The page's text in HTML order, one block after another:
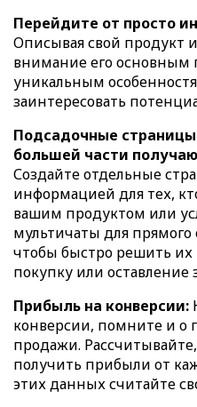
Перейдите от просто
Описывая свой продукт
внимание его
уникальным
заинтересовать
Подсадочные
большей части
Создайте отдельные
информацией для тех,
вашим продуктом или
мультичаты для
чтобы быстро решить
покупку или оставление
Прибыль на конверсии:
конверсии, помните и о
продажи.
получить прибыли от
этих данных считайте